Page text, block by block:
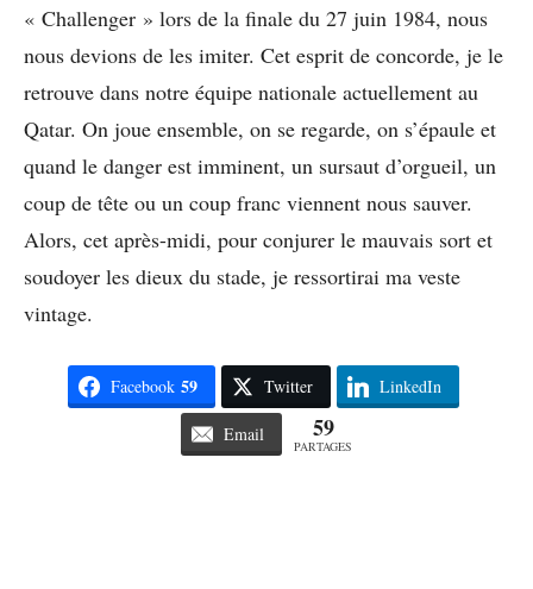
« Challenger » lors de la finale du 27 juin 1984, nous
nous devions de les imiter. Cet esprit de concorde, je le
retrouve dans notre équipe nationale actuellement au
Qatar. On joue ensemble, on se regarde, on s’épaule et
quand le danger est imminent, un sursaut d’orgueil, un
coup de tête ou un coup franc viennent nous sauver.
Alors, cet après-midi, pour conjurer le mauvais sort et
soudoyer les dieux du stade, je ressortirai ma veste
vintage.
Facebook 59 Twitter LinkedIn
Email 59
PARTAGES